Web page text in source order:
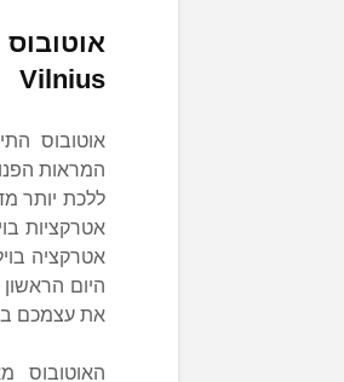
Vilnius
אוטובוס
המראות
ללכת יותר
אטרקציות
אטרקציה
היום
את עצמכם